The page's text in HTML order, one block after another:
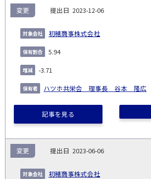
2023-12-06
初穂商事株式会社
変更
5.94
-3.71
ハツホ共栄会 理事長 谷本 隆広
記事を見る
2023-06-06
初穂商事株式会社
変更